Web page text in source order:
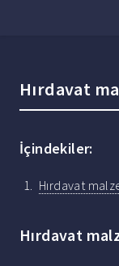
Hırdavat
İçindekiler:
Hırdavat
Hırdavat